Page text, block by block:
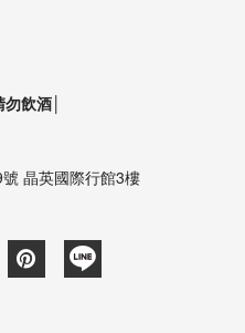
勿飲酒│
晶英國際行館3樓